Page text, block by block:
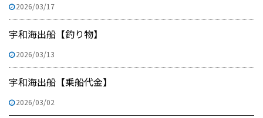
2026/03/17
宇和海出船【釣り物】
2026/03/13
宇和海出船【乗船代金】
2026/03/02